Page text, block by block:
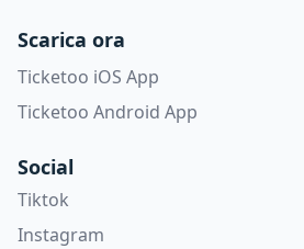
Scarica ora
Ticketoo iOS App
Ticketoo Android App
Social
Tiktok
Instagram